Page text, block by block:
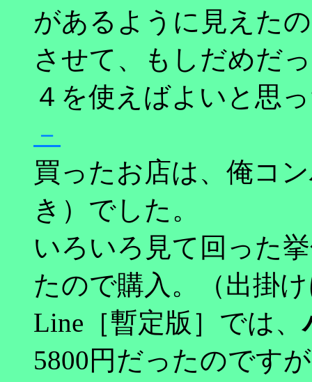
があるように見えた
させて、もしだめだ
４を使えばよいと思
－
買ったお店は、俺コ
き）でした。
いろいろ見て回った
たので購入。（出掛
Line［暫定版］では、
5800円だったのです